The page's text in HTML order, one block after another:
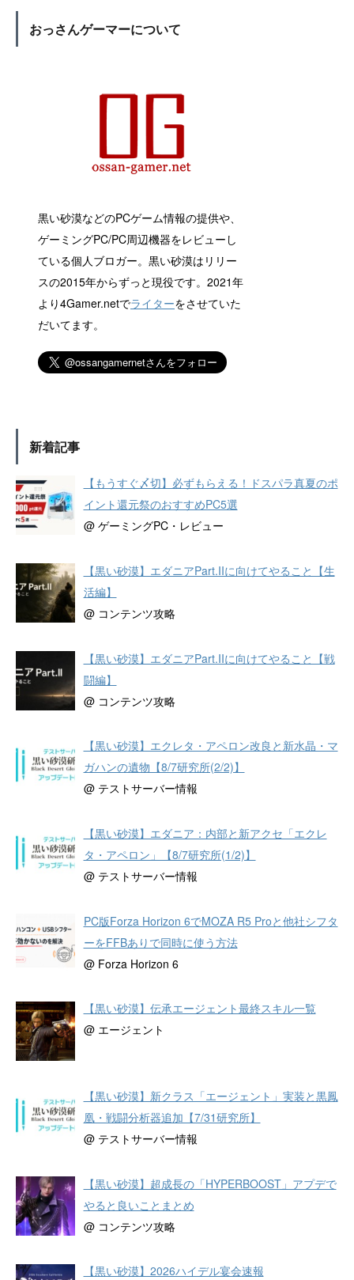
おっさんゲーマーについて
黒い砂漠などのPCゲーム情報の提供や、
ゲーミングPC/PC周辺機器をレビューし
ている個人ブロガー。黒い砂漠はリリー
スの2015年からずっと現役です。2021年
より4Gamer.netでライターをさせていた
だいてます。
新着記事
【もうすぐ〆切】必ずもらえる！ドスパラ真夏のポ
イント還元祭のおすすめPC5選
@ ゲーミングPC・レビュー
【黒い砂漠】エダニアPart.IIに向けてやること【生
活編】
@ コンテンツ攻略
【黒い砂漠】エダニアPart.IIに向けてやること【戦
闘編】
@ コンテンツ攻略
【黒い砂漠】エクレタ・アペロン改良と新水晶・マ
ガハンの遺物【8/7研究所(2/2)】
@ テストサーバー情報
【黒い砂漠】エダニア：内部と新アクセ「エクレ
タ・アペロン」【8/7研究所(1/2)】
@ テストサーバー情報
PC版Forza Horizon 6でMOZA R5 Proと他社シフタ
ーをFFBありで同時に使う方法
@ Forza Horizon 6
【黒い砂漠】伝承エージェント最終スキル一覧
@ エージェント
【黒い砂漠】新クラス「エージェント」実装と黒鳳
凰・戦闘分析器追加【7/31研究所】
@ テストサーバー情報
【黒い砂漠】超成長の「HYPERBOOST」アプデで
やると良いことまとめ
@ コンテンツ攻略
【黒い砂漠】2026ハイデル宴会速報